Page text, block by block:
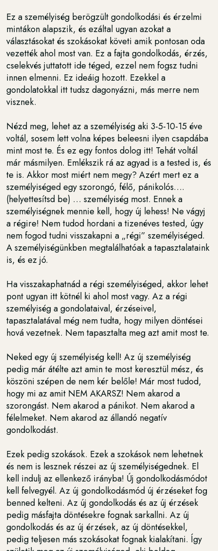
Ez a személyiség berögzült gondolkodási és érzelmi
mintákon alapszik, és ezáltal ugyan azokat a
választásokat és szokásokat követi amik pontosan oda
vezették ahol most van. Ez a fajta gondolkodás, érzés,
cselekvés juttatott ide téged, ezzel nem fogsz tudni
innen elmenni. Ez ideáig hozott. Ezekkel a
gondolatokkal itt tudsz dagonyázni, más merre nem
visznek.
Nézd meg, lehet az a személyiség aki 3-5-10-15 éve
voltál, sosem lett volna képes beleesni ilyen csapdába
mint most te. És ez egy fontos dolog itt! Tehát voltál
már másmilyen. Emlékszik rá az agyad is a tested is, és
te is. Akkor most miért nem megy? Azért mert ez a
személyiséged egy szorongó, félő, pánikolós….
(helyettesítsd be) … személyiség most. Ennek a
személyiségnek mennie kell, hogy új lehess! Ne vágyj
a régire! Nem tudod hordani a tizenéves tested, úgy
nem fogod tudni visszakapni a „régi” személyiséged.
A személyiségünkben megtalálhatóak a tapasztalataink
is, és ez jó.
Ha visszakaphatnád a régi személyiséged, akkor lehet
pont ugyan itt kötnél ki ahol most vagy. Az a régi
személyiség a gondolataival, érzéseivel,
tapasztalatával még nem tudta, hogy milyen döntései
hová vezetnek. Nem tapasztalta meg azt amit most te.
Neked egy új személyiség kell! Az új személyiség
pedig már átélte azt amin te most keresztül mész, és
köszöni szépen de nem kér belőle! Már most tudod,
hogy mi az amit NEM AKARSZ! Nem akarod a
szorongást. Nem akarod a pánikot. Nem akarod a
félelmeket. Nem akarod az állandó negatív
gondolkodást.
Ezek pedig szokások. Ezek a szokások nem lehetnek
és nem is lesznek részei az új személyiségednek. El
kell indulj az ellenkező irányba! Új gondolkodásmódot
kell felvegyél. Az új gondolkodásmód új érzéseket fog
benned kelteni. Az új gondolkodás és az új érzések
pedig másfajta döntésekre fognak sarkallni. Az új
gondolkodás és az új érzések, az új döntésekkel,
pedig teljesen más szokásokat fognak kialakítani. Így